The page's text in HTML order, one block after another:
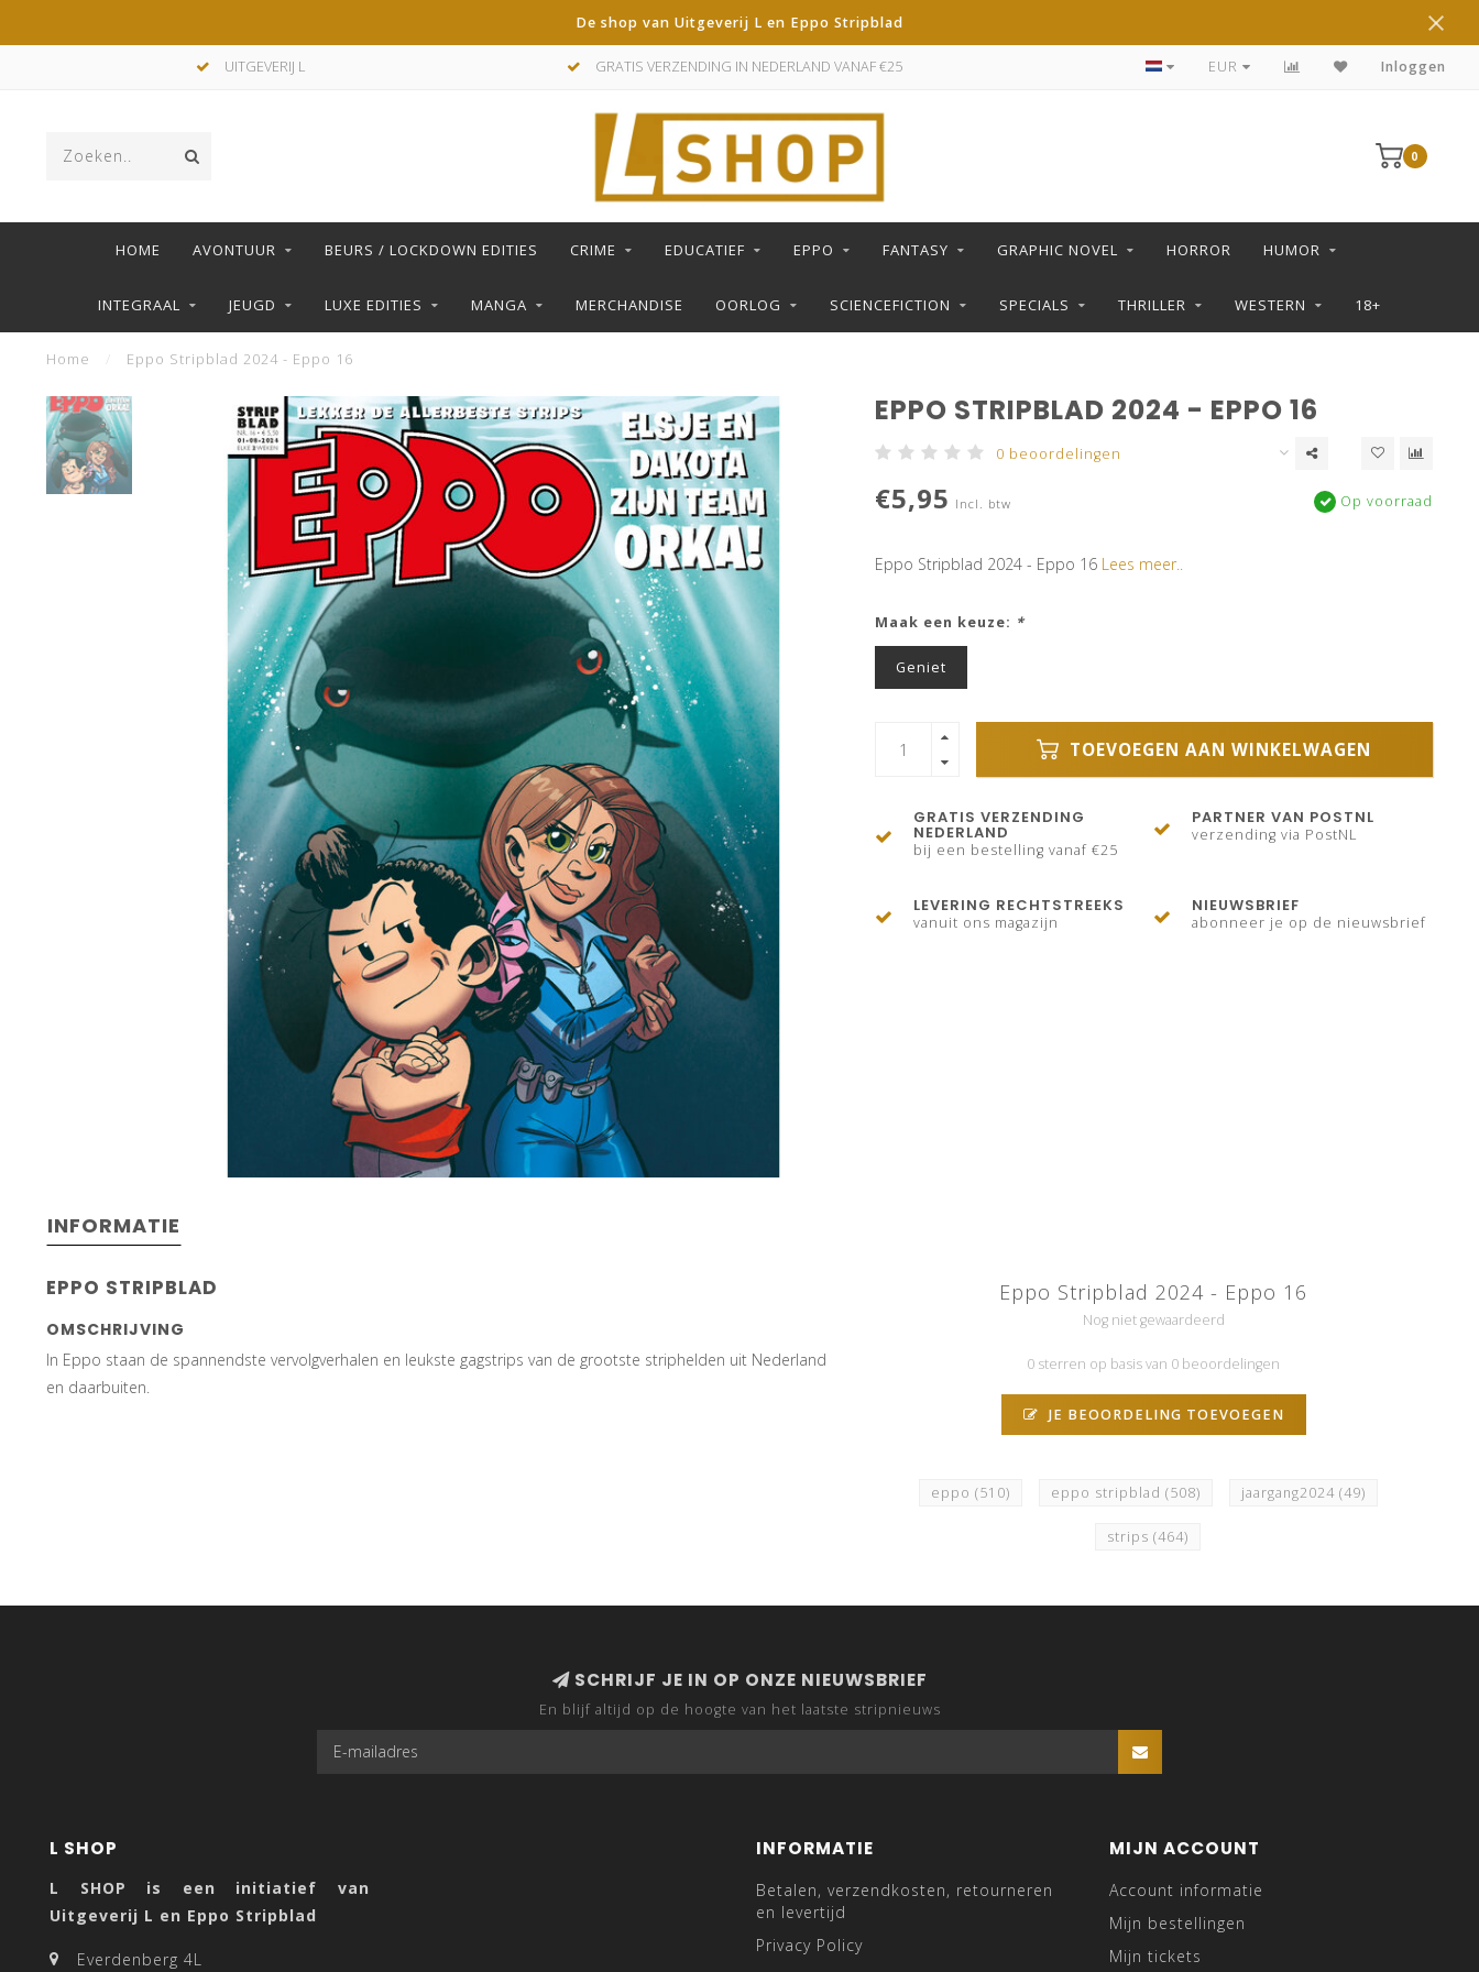
De shop van Uitgeverij L en Eppo Stripblad
UITGEVERIJ L GRATIS VERZENDING IN NEDERLAND VANAF €25 DE LEUKSTE STRIPS KOOP JE IN DE L SHOP
EUR Inloggen
0
HOME AVONTUUR BEURS / LOCKDOWN EDITIES CRIME EDUCATIEF EPPO FANTASY GRAPHIC NOVEL HORROR HUMOR
INTEGRAAL JEUGD LUXE EDITIES MANGA MERCHANDISE OORLOG SCIENCEFICTION SPECIALS THRILLER WESTERN 18+
Home Eppo Stripblad 2024 - Eppo 16
EPPO STRIPBLAD 2024 - EPPO 16
0 beoordelingen
€5,95 Incl. btw Op voorraad
Eppo Stripblad 2024 - Eppo 16 Lees meer..
Maak een keuze: *
Geniet
TOEVOEGEN AAN WINKELWAGEN
GRATIS VERZENDING
NEDERLAND
bij een bestelling vanaf €25
PARTNER VAN POSTNL
verzending via PostNL
LEVERING RECHTSTREEKS
vanuit ons magazijn
NIEUWSBRIEF
abonneer je op de nieuwsbrief
INFORMATIE
EPPO STRIPBLAD
OMSCHRIJVING
In Eppo staan de spannendste vervolgverhalen en leukste gagstrips van de grootste striphelden uit Nederland
en daarbuiten.
Eppo Stripblad 2024 - Eppo 16
Nog niet gewaardeerd
0 sterren op basis van 0 beoordelingen
JE BEOORDELING TOEVOEGEN
eppo (510) eppo stripblad (508) jaargang2024 (49)
strips(464)
SCHRIJF JE IN OP ONZE NIEUWSBRIEF
En blijf altijd op de hoogte van het laatste stripnieuws
L SHOP
L SHOP is een initiatief van
Uitgeverij L en Eppo Stripblad
Everdenberg 4L
INFORMATIE
Betalen, verzendkosten, retourneren
en levertijd
Privacy Policy
MIJN ACCOUNT
Account informatie
Mijn bestellingen
Mijn tickets